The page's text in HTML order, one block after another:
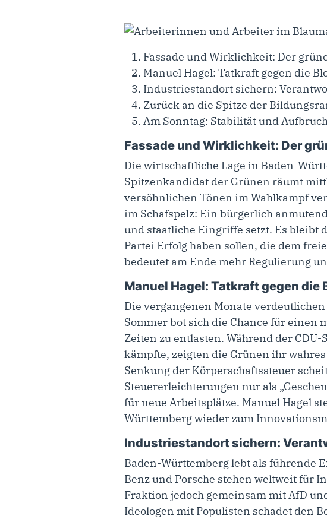
Fassade und Wirklichkeit: Der
Manuel Hagel: Tatkraft gegen die
Industriestandort sichern:
Zurück an die Spitze der
Am Sonntag: Stabilität und
Fassade und Wirklichkeit: Der
Die wirtschaftliche Lage in Baden-
Spitzenkandidat der Grünen räumt
versöhnlichen Tönen im Wahlkampf
im Schafspelz: Ein bürgerlich
und staatliche Eingriffe setzt. Es bleibt
Partei Erfolg haben sollen, die dem
bedeutet am Ende mehr Regulierung
Manuel Hagel: Tatkraft gegen die
Die vergangenen Monate
Sommer bot sich die Chance für
Zeiten zu entlasten. Während der
kämpfte, zeigten die Grünen ihr
Senkung der Körperschaftssteuer
Steuererleichterungen nur als
für neue Arbeitsplätze. Manuel Hagel
Württemberg wieder zum
Industriestandort sichern:
Baden-Württemberg lebt als führende
Benz und Porsche stehen weltweit für
Fraktion jedoch gemeinsam mit AfD
Ideologen mit Populisten schadet den